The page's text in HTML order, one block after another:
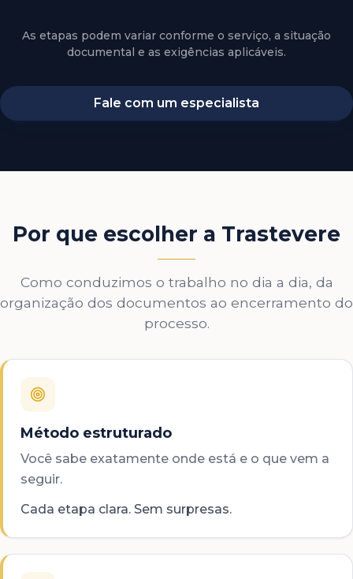
As etapas podem variar conforme o serviço, a situação
documental e as exigências aplicáveis.
Fale com um especialista
Por que escolher a Trastevere
Como conduzimos o trabalho no dia a dia, da
organização dos documentos ao encerramento do
processo.
Método estruturado
Você sabe exatamente onde está e o que vem a
seguir.
Cada etapa clara. Sem surpresas.